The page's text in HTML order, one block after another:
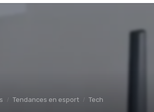
Tendances en esport Tech